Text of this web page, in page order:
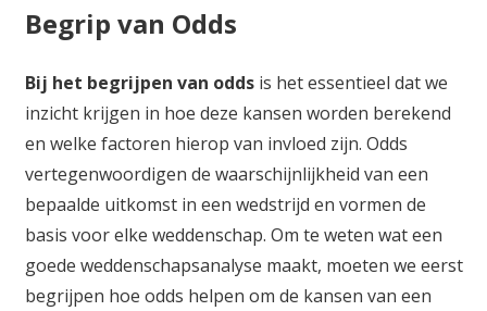
Begrip van Odds
Bij het begrijpen van oddsis het essentieel dat we
inzicht krijgen in hoe deze kansen worden berekend
en welke factoren hierop van invloed zijn. Odds
vertegenwoordigen de waarschijnlijkheid van een
bepaalde uitkomst in een wedstrijd en vormen de
basis voor elke weddenschap. Om te weten wat een
goede weddenschapsanalyse maakt, moeten we eerst
begrijpen hoe odds helpen om de kansen van een